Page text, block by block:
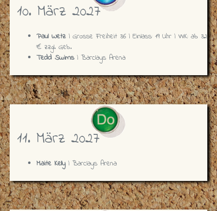
10. März 2027
Paul Wetz | Grosse Freiheit 36 | Einlass: 19 Uhr | VVK: ab 32
€ zzgl. Geb.
Tedd Swims| Barclays Arena
11. März 2027
Maite Kelly| Barclays Arena